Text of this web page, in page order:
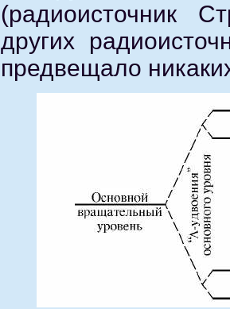
(радиоисточник
других
предвещало